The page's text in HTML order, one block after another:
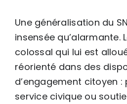
Une généralisation du
insensée qu’alarmante.
colossal qui lui est
réorienté dans des
d’engagement citoyen
service civique ou